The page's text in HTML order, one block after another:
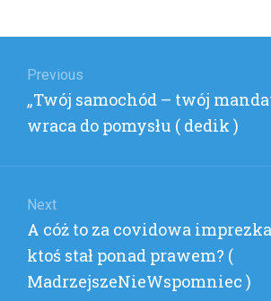
wpisu
Previous
Previous
post:
„Twój samochód – twój
wraca do pomysłu ( dedik )
Next
Next
post:
A cóż to za covidowa
ktoś stał ponad prawem? (
MadrzejszeNieWspomniec )